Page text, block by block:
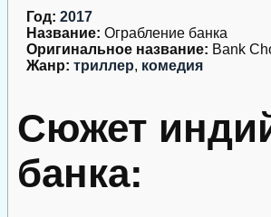
Год: 2017
Название: Ограбление банка
Оригинальное название: Bank
Жанр: триллер, комедия
Сюжет
банка: